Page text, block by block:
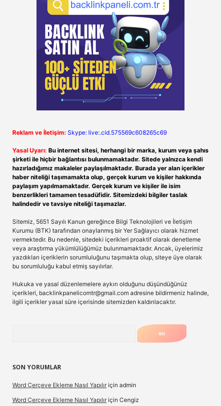
Reklam ve İletişim: Skype: live:.cid.575569c608265c69
Yasal Uyarı: Bu internet sitesi, herhangi bir marka, kurum veya şahıs
şirketi ile hiçbir bağlantısı bulunmamaktadır. Sitede yalnızca kendi
hazırladığımız makaleler paylaşılmaktadır. Burada yer alan içerikler
haber niteliği taşımamakta olup, gerçek kurum ve kişiler hakkında
paylaşım yapılmamaktadır. Gerçek kurum ve kişiler ile isim
benzerlikleri tamamen tesadüfidir. Sitemizdeki bilgiler taslak
halindedir ve tavsiye niteliği taşımazlar.
Sitemiz, 5651 Sayılı Kanun gereğince Bilgi Teknolojileri ve İletişim
Kurumu (BTK) tarafından onaylanmış bir Yer Sağlayıcı olarak hizmet
vermektedir. Bu nedenle, sitedeki içerikleri proaktif olarak denetleme
veya araştırma yükümlülüğümüz bulunmamaktadır. Ancak, üyelerimiz
yazdıkları içeriklerin sorumluluğunu taşımakta olup, siteye üye olarak
bu sorumluluğu kabul etmiş sayılırlar.
Hukuka ve yasal düzenlemelere aykırı olduğunu düşündüğünüz
içerikleri, backlinkpanelicomtr@gmail.com adresine bildirmeniz halinde,
ilgili içerikler yasal süre içerisinde sitemizden kaldırılacaktır.
SON YORUMLAR
Word Çerçeve Ekleme Nasıl Yapılır için admin
Word Çerçeve Ekleme Nasıl Yapılır için Cengiz